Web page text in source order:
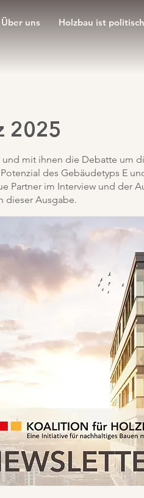
Über uns Holzbau ist politisch
2025
mit ihnen die Debatte um
des Gebäudetyps E
Partner im Interview und der
dieser Ausgabe.